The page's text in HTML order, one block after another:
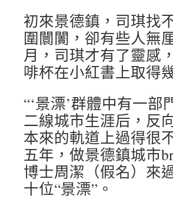
初來景德鎮，司琪找
圍闤闠，卻有些人無
月，司琪才有了靈感
啡杯在小紅書上取得
“‘景漂’群體中有一
二線城市生涯后，反
本來的軌道上過得很
五年，做景德鎮城市
博士周潔（假名）來
十位“景漂”。